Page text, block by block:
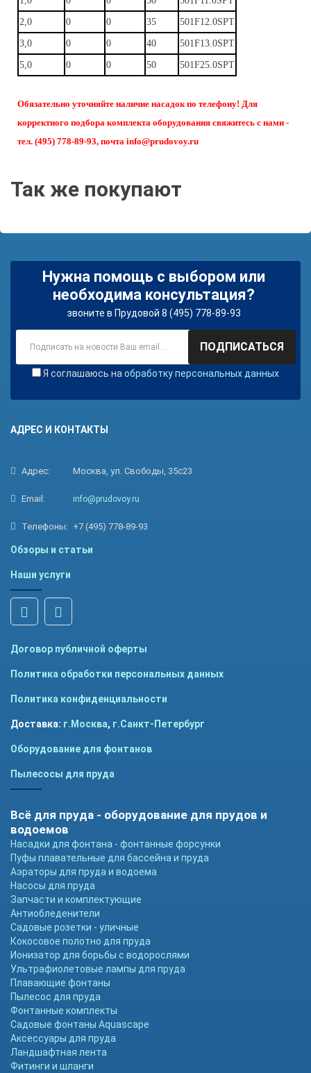
2,0 0 0 35 501F12.0SPT
3,0 0 0 40 501F13.0SPT
5,0 0 0 50 501F25.0SPT
Обязательно уточняйте наличие насадок по телефону! Для
корректного подбора комплекта оборудования свяжитесь с нами -
тел. (495) 778-89-93, почта info@prudovoy.ru
Так же покупают
Нужна помощь с выбором или
необходима консультация?
звоните в Прудовой 8 (495) 778-89-93
ПОДПИСАТЬСЯ
Я соглашаюсь на обработку персональных данных
АДРЕС И КОНТАКТЫ
Адрес: Москва, ул. Свободы, 35с23
Email: info@prudovoy.ru
Телефоны: +7 (495) 778-89-93
Обзоры и статьи
Наши услуги
Договор публичной оферты
Политика обработки персональных данных
Политика конфиденциальности
Доставка: г.Москва, г.Санкт-Петербург
Оборудование для фонтанов
Пылесосы для пруда
Всё для пруда - оборудование для прудов и
водоемов
Насадки для фонтана - фонтанные форсунки
Пуфы плавательные для бассейна и пруда
Аэраторы для пруда и водоема
Насосы для пруда
Запчасти и комплектующие
Антиобледенители
Садовые розетки - уличные
Кокосовое полотно для пруда
Ионизатор для борьбы с водорослями
Ультрафиолетовые лампы для пруда
Плавающие фонтаны
Пылесос для пруда
Фонтанные комплекты
Садовые фонтаны Aquascape
Аксессуары для пруда
Ландшафтная лента
Фитинги и шланги